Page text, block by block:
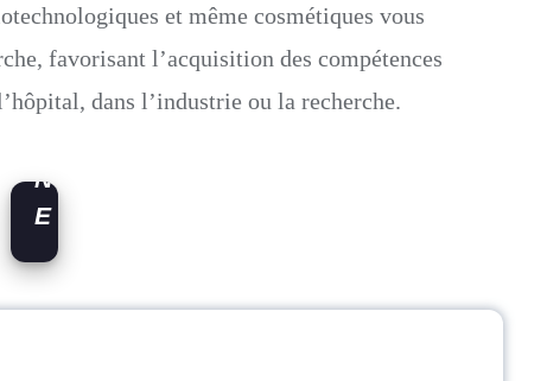
et même cosmétiques vous
favorisant l’acquisition des compétences
dans l’industrie ou la recherche.
S
P
A
N
E